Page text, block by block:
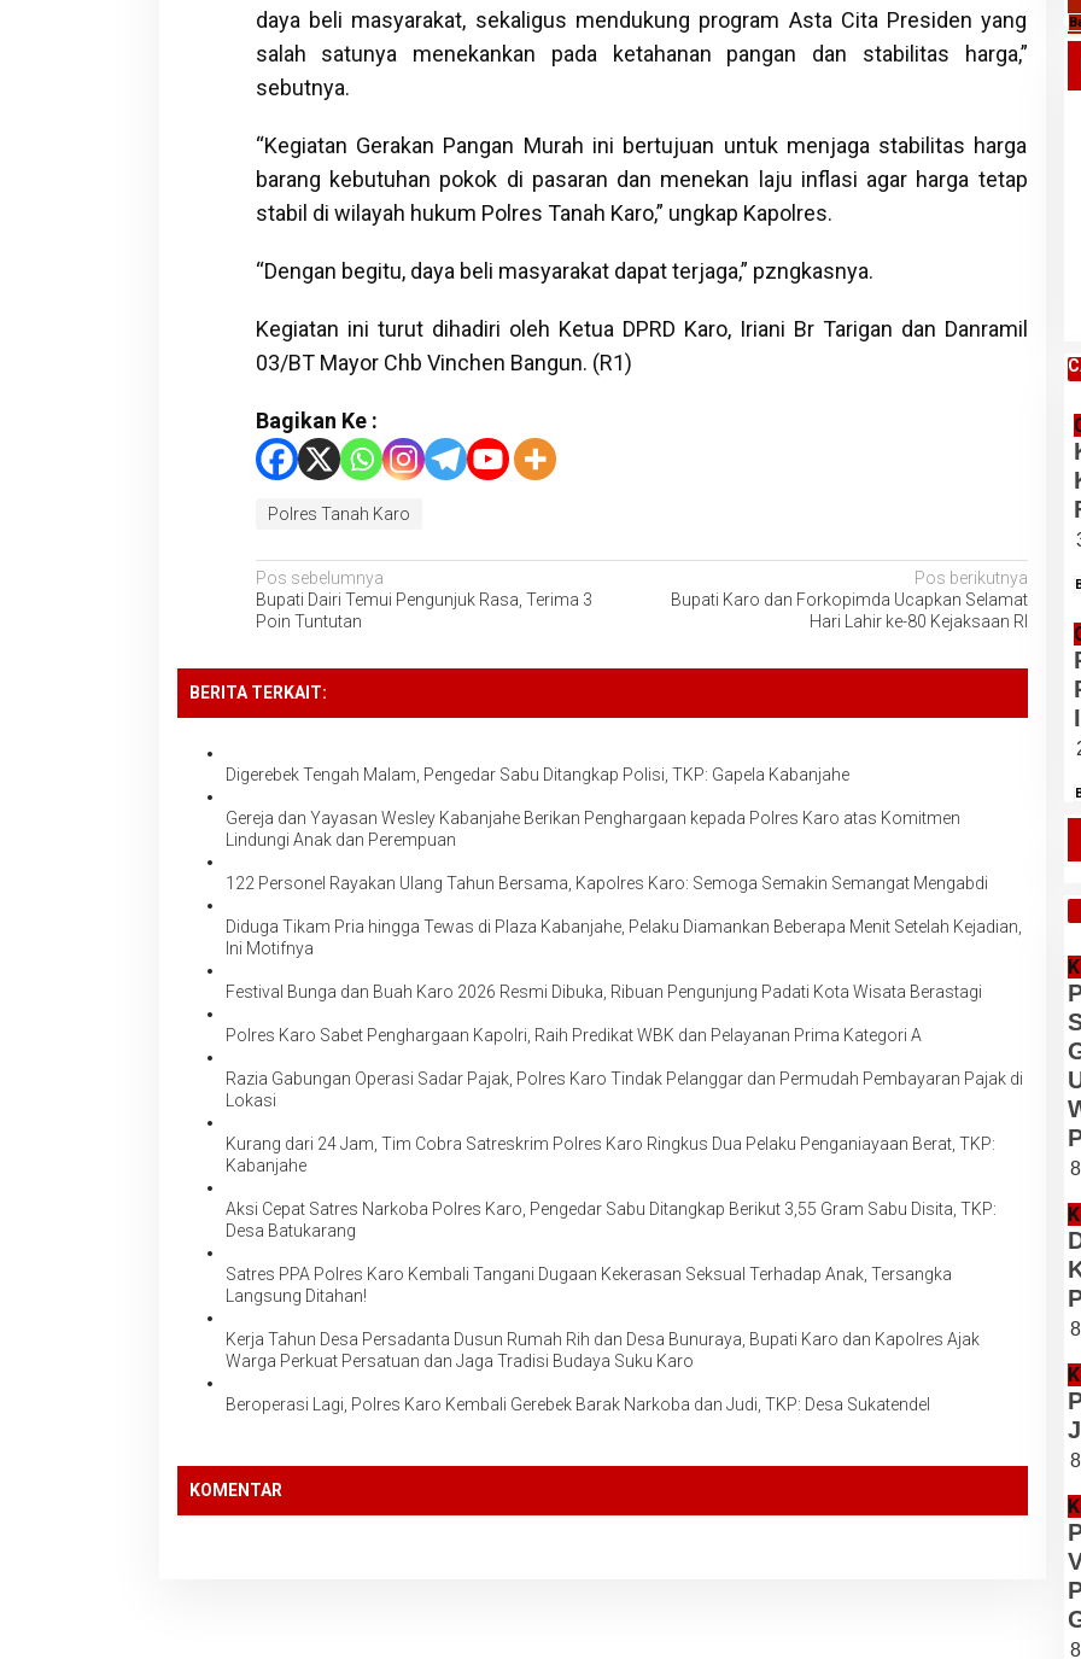
daya beli masyarakat, sekaligus mendukung program Asta Cita Presiden yang
salah satunya menekankan pada ketahanan pangan dan stabilitas harga,”
sebutnya.
“Kegiatan Gerakan Pangan Murah ini bertujuan untuk menjaga stabilitas harga
barang kebutuhan pokok di pasaran dan menekan laju inflasi agar harga tetap
stabil di wilayah hukum Polres Tanah Karo,” ungkap Kapolres.
“Dengan begitu, daya beli masyarakat dapat terjaga,” pzngkasnya.
Kegiatan ini turut dihadiri oleh Ketua DPRD Karo, Iriani Br Tarigan dan Danramil
03/BT Mayor Chb Vinchen Bangun. (R1)
Bagikan Ke :
Polres Tanah Karo
Navigasi
pos
Pos sebelumnya
Bupati Dairi Temui Pengunjuk Rasa, Terima 3
Poin Tuntutan
Pos berikutnya
Bupati Karo dan Forkopimda Ucapkan Selamat
Hari Lahir ke-80 Kejaksaan RI
BERITA TERKAIT:
Digerebek Tengah Malam, Pengedar Sabu Ditangkap Polisi, TKP: Gapela Kabanjahe
Gereja dan Yayasan Wesley Kabanjahe Berikan Penghargaan kepada Polres Karo atas Komitmen
Lindungi Anak dan Perempuan
122 Personel Rayakan Ulang Tahun Bersama, Kapolres Karo: Semoga Semakin Semangat Mengabdi
Diduga Tikam Pria hingga Tewas di Plaza Kabanjahe, Pelaku Diamankan Beberapa Menit Setelah Kejadian,
Ini Motifnya
Festival Bunga dan Buah Karo 2026 Resmi Dibuka, Ribuan Pengunjung Padati Kota Wisata Berastagi
Polres Karo Sabet Penghargaan Kapolri, Raih Predikat WBK dan Pelayanan Prima Kategori A
Razia Gabungan Operasi Sadar Pajak, Polres Karo Tindak Pelanggar dan Permudah Pembayaran Pajak di
Lokasi
Kurang dari 24 Jam, Tim Cobra Satreskrim Polres Karo Ringkus Dua Pelaku Penganiayaan Berat, TKP:
Kabanjahe
Aksi Cepat Satres Narkoba Polres Karo, Pengedar Sabu Ditangkap Berikut 3,55 Gram Sabu Disita, TKP:
Desa Batukarang
Satres PPA Polres Karo Kembali Tangani Dugaan Kekerasan Seksual Terhadap Anak, Tersangka
Langsung Ditahan!
Kerja Tahun Desa Persadanta Dusun Rumah Rih dan Desa Bunuraya, Bupati Karo dan Kapolres Ajak
Warga Perkuat Persatuan dan Jaga Tradisi Budaya Suku Karo
Beroperasi Lagi, Polres Karo Kembali Gerebek Barak Narkoba dan Judi, TKP: Desa Sukatendel
KOMENTAR
Daftar Harga Komoditas Pertanian
Kabupaten Karo, Jumat 07 Agustus